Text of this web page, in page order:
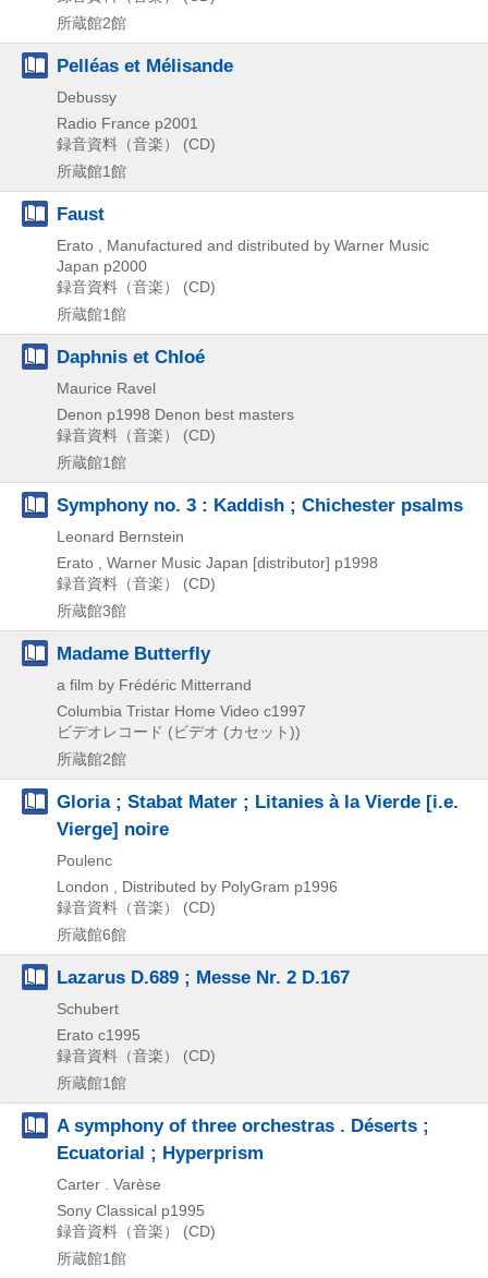
所蔵館2館
Pelléas et Mélisande
Debussy
Radio France p2001
録音資料（音楽） (CD)
所蔵館1館
Faust
Erato , Manufactured and distributed by Warner Music
Japan p2000
録音資料（音楽） (CD)
所蔵館1館
Daphnis et Chloé
Maurice Ravel
Denon p1998 Denon best masters
録音資料（音楽） (CD)
所蔵館1館
Symphony no. 3 : Kaddish ; Chichester psalms
Leonard Bernstein
Erato , Warner Music Japan [distributor] p1998
録音資料（音楽） (CD)
所蔵館3館
Madame Butterfly
a film by Frédéric Mitterrand
Columbia Tristar Home Video c1997
ビデオレコード (ビデオ (カセット))
所蔵館2館
Gloria ; Stabat Mater ; Litanies à la Vierde [i.e.
Vierge] noire
Poulenc
London , Distributed by PolyGram p1996
録音資料（音楽） (CD)
所蔵館6館
Lazarus D.689 ; Messe Nr. 2 D.167
Schubert
Erato c1995
録音資料（音楽） (CD)
所蔵館1館
A symphony of three orchestras . Déserts ;
Ecuatorial ; Hyperprism
Carter . Varèse
Sony Classical p1995
録音資料（音楽） (CD)
所蔵館1館